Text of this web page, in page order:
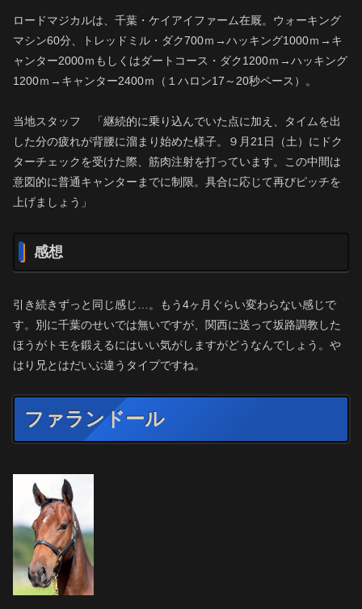
ロードマジカルは、千葉・ケイアイファーム在厩。ウォーキング
マシン60分、トレッドミル・ダク700ｍ→ハッキング1000ｍ→キ
ャンター2000ｍもしくはダートコース・ダク1200ｍ→ハッキング
1200ｍ→キャンター2400ｍ（１ハロン17～20秒ペース）。
当地スタッフ 「継続的に乗り込んでいた点に加え、タイムを出
した分の疲れが背腰に溜まり始めた様子。９月21日（土）にドク
ターチェックを受けた際、筋肉注射を打っています。この中間は
意図的に普通キャンターまでに制限。具合に応じて再びピッチを
上げましょう」
感想
引き続きずっと同じ感じ…。もう4ヶ月ぐらい変わらない感じで
す。別に千葉のせいでは無いですが、関西に送って坂路調教した
ほうがトモを鍛えるにはいい気がしますがどうなんでしょう。や
はり兄とはだいぶ違うタイプですね。
ファランドール